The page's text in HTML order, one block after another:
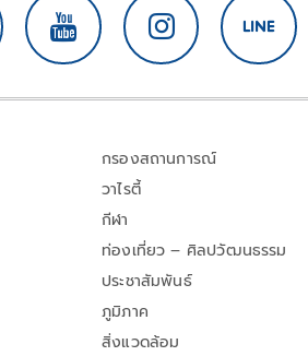
กรองสถานการณ์
วาไรตี้
กีฬา
ท่องเที่ยว – ศิลปวัฒนธรรม
ประชาสัมพันธ์
ภูมิภาค
สิ่งแวดล้อม